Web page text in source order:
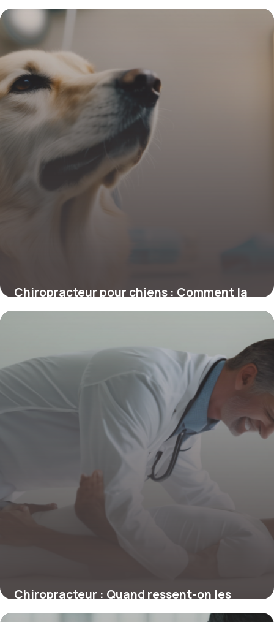
cette approche transforme la santé de
votre compagnon
4 juillet 2025
Chiropracteur pour chiens : Comment la
chiropraxie transforme la santé canine
Chiropracteur : Quand ressent-on les
premiers effets d’une séance ?